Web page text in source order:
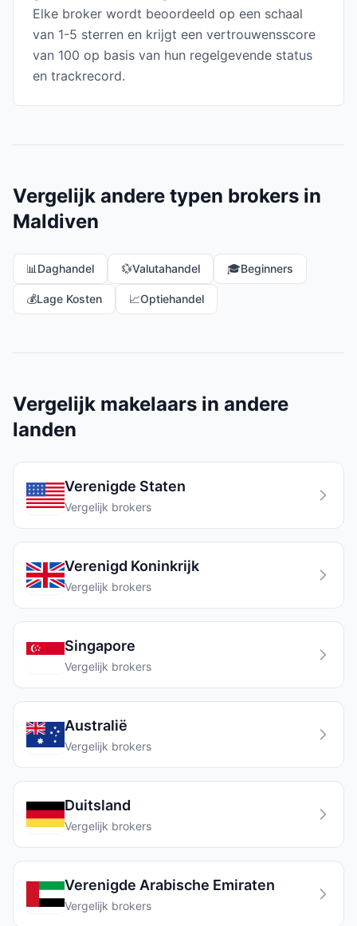
Elke broker wordt beoordeeld op een schaal
van 1-5 sterren en krijgt een vertrouwensscore
van 100 op basis van hun regelgevende status
en trackrecord.
Vergelijk andere typen brokers in
Maldiven
📊 Daghandel 💱Valutahandel 🎓Beginners
💰Lage Kosten 📈Optiehandel
Vergelijk makelaars in andere
landen
Verenigde Staten
Vergelijk brokers
Verenigd Koninkrijk
Vergelijk brokers
Singapore
Vergelijk brokers
Australië
Vergelijk brokers
Duitsland
Vergelijk brokers
Verenigde Arabische Emiraten
Vergelijk brokers